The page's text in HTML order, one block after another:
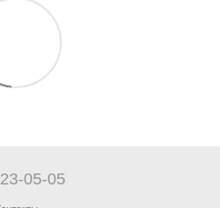
05-05